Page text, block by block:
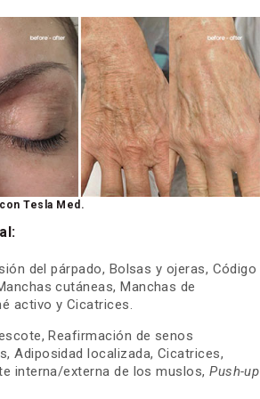
Tesla Med.
del párpado, Bolsas y ojeras, Código
cutáneas, Manchas de
activo y Cicatrices.
Reafirmación de senos
Adiposidad localizada, Cicatrices,
interna/externa de los muslos,Push-up